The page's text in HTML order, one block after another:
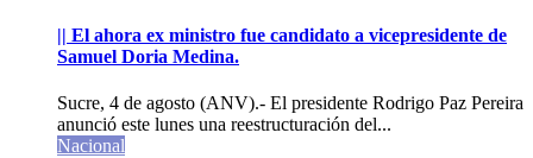
|| El ahora ex ministro fue candidato a vicepresidente de
Samuel Doria Medina.
Sucre, 4 de agosto (ANV).- El presidente Rodrigo Paz Pereira
anunció este lunes una reestructuración del...
Nacional